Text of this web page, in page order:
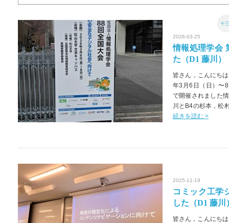
十
2026-03-25
情報処理学会
た（D1 藤川）
皆さん，こんにち
年3月6日（日）〜
で開催されました
川とB4の杉本，松
続きを読む >
2025-11-19
コミック工学
した（D1 藤川
皆さん，こんにち